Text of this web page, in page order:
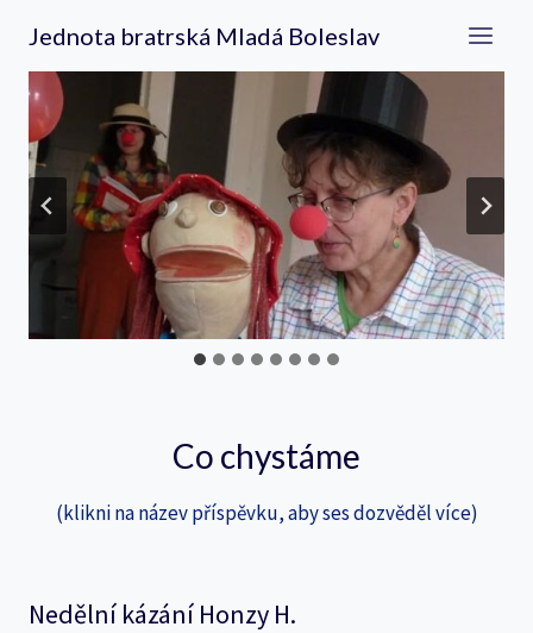
obsah
Jednota bratrská Mladá Boleslav
Co chystáme
(klikni na název příspěvku, aby ses dozvěděl více)
Nedělní kázání Honzy H.